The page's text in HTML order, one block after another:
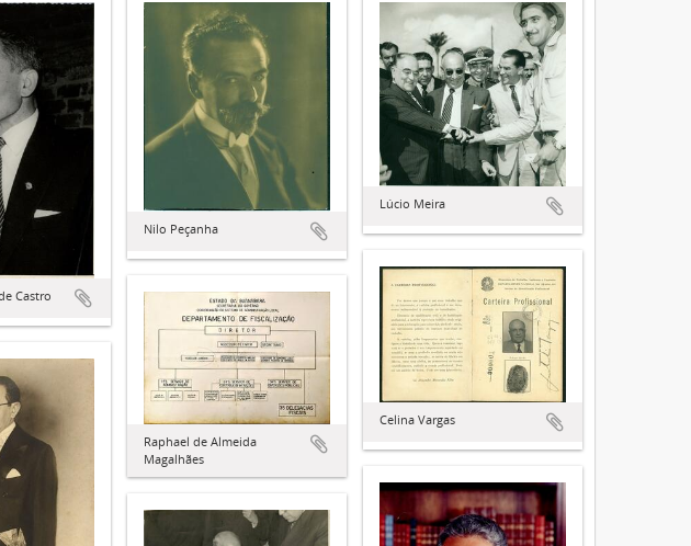
Castro
Nilo Peçanha
Lúcio Meira
Celina Vargas
Raphael de Almeida
Magalhães